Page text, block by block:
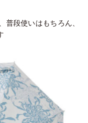
普段使いはもちろん、